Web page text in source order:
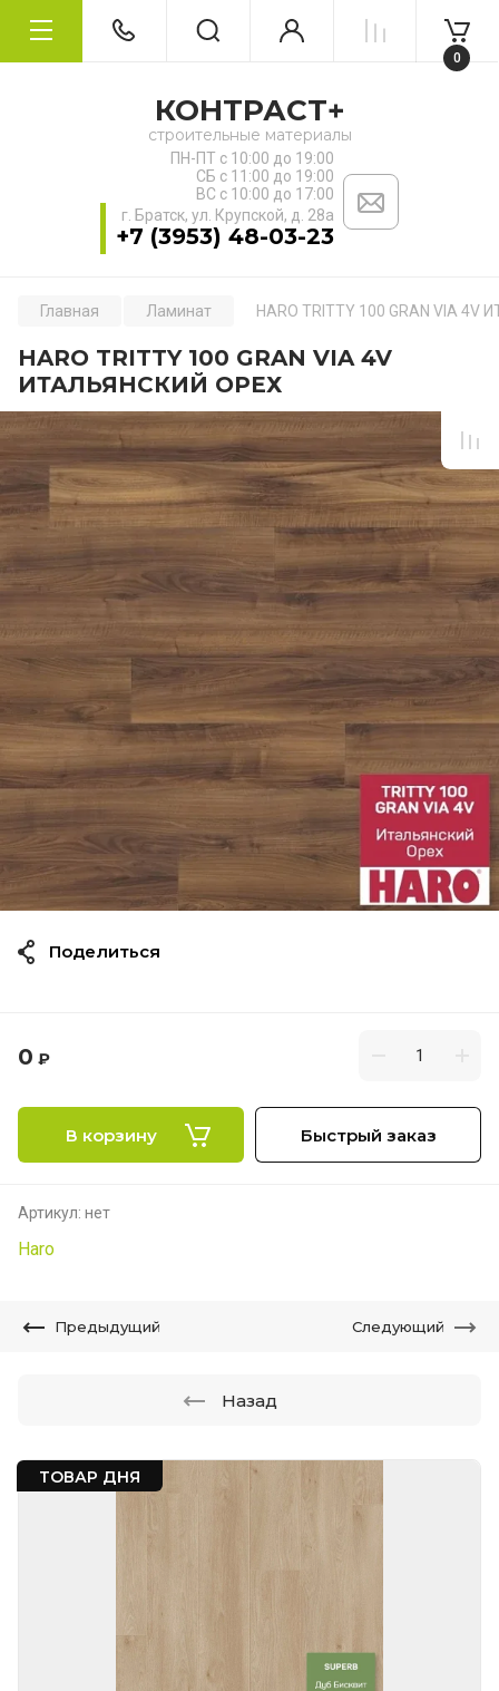
КОНТРАСТ+
строительные материалы
ПН-ПТ с 10:00 до 19:00
СБ с 11:00 до 19:00
ВС с 10:00 до 17:00
г. Братск, ул. ​Крупской, д. 28а
+7 (3953) 48-03-23
0
ТОВАР ДНЯ
Главная Ламинат HARO TRITTY 100 GRAN VIA
HARO TRITTY 100 GRAN VIA 4V
ИТАЛЬЯНСКИЙ ОРЕХ
0 ₽
В корзину Быстрый заказ
Артикул: нет
Haro
Поделиться
Предыдущий Следующий
Назад